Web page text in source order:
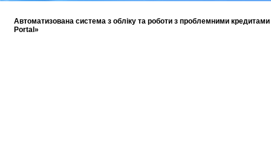
Автоматизована система з обліку та роботи з проблемними
Portal»